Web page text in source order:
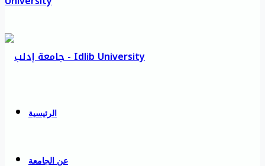
الرئيسية
عن الجامعة